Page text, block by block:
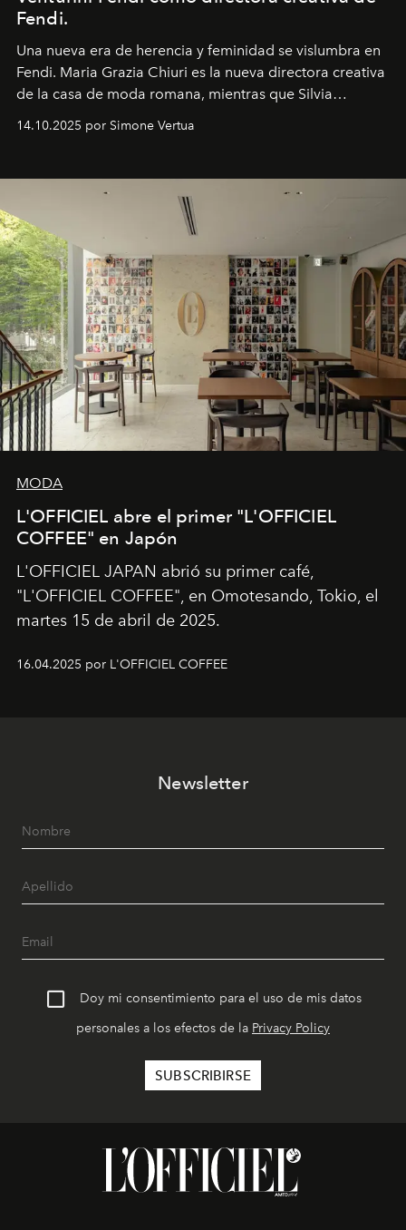
Fendi.
Una nueva era de herencia y feminidad se vislumbra en
Fendi. Maria Grazia Chiuri es la nueva directora creativa
de la casa de moda romana, mientras que Silvia
14.10.2025 por Simone Vertua
MODA
L'OFFICIEL abre el primer "L'OFFICIEL
COFFEE" en Japón
L'OFFICIEL JAPAN abrió su primer café,
"L'OFFICIEL COFFEE", en Omotesando, Tokio, el
martes 15 de abril de 2025.
16.04.2025 por L'OFFICIEL COFFEE
Newsletter
Doy mi consentimiento para el uso de mis datos
personales a los efectos de la Privacy Policy